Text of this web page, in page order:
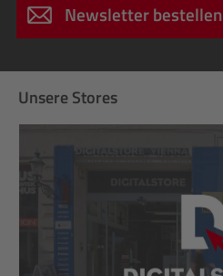
Newsletter bestellen
Unsere Stores